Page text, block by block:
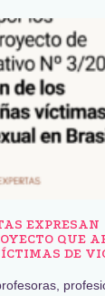
EXPRESAN
QUE
DE